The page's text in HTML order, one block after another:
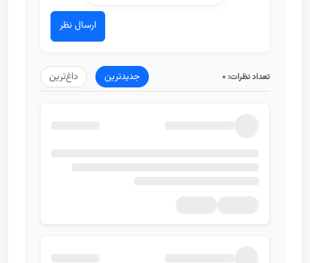
ارسال نظر
تعداد نظرات: 0 جدیدترین داغ‌ترین